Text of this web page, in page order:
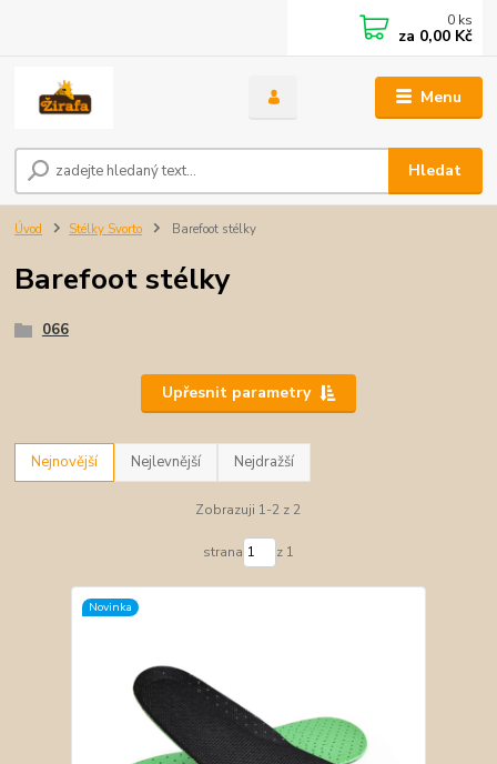
Menu
Hledat
0 ks
za 0,00 Kč
Úvod Stélky Svorto Barefoot stélky
Barefoot stélky
066
Upřesnit parametry
Nejnovější Nejlevnější Nejdražší
Zobrazuji 1-2 z 2
strana z 1
Novinka